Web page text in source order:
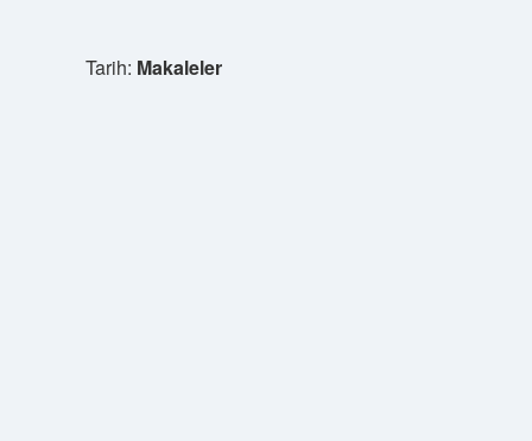
Tarih: Makaleler